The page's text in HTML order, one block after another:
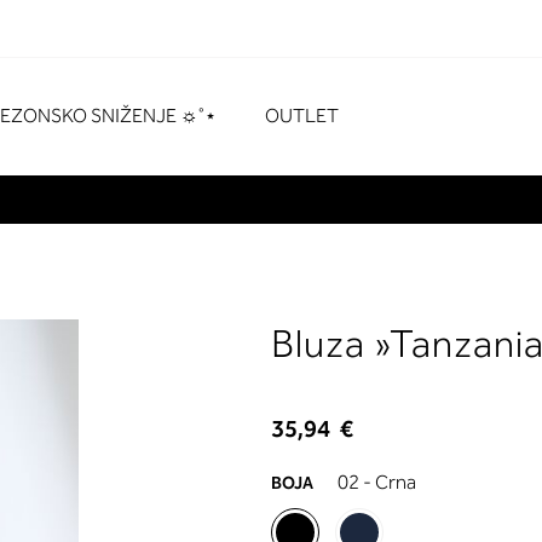
SNIŽENJE ☼˚⋆ OUTLET
Bluza
35,94 €
BOJA 02 - Crna